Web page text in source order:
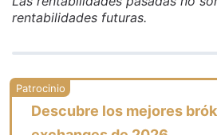
rentabilidades futuras.
Descubre los mejores